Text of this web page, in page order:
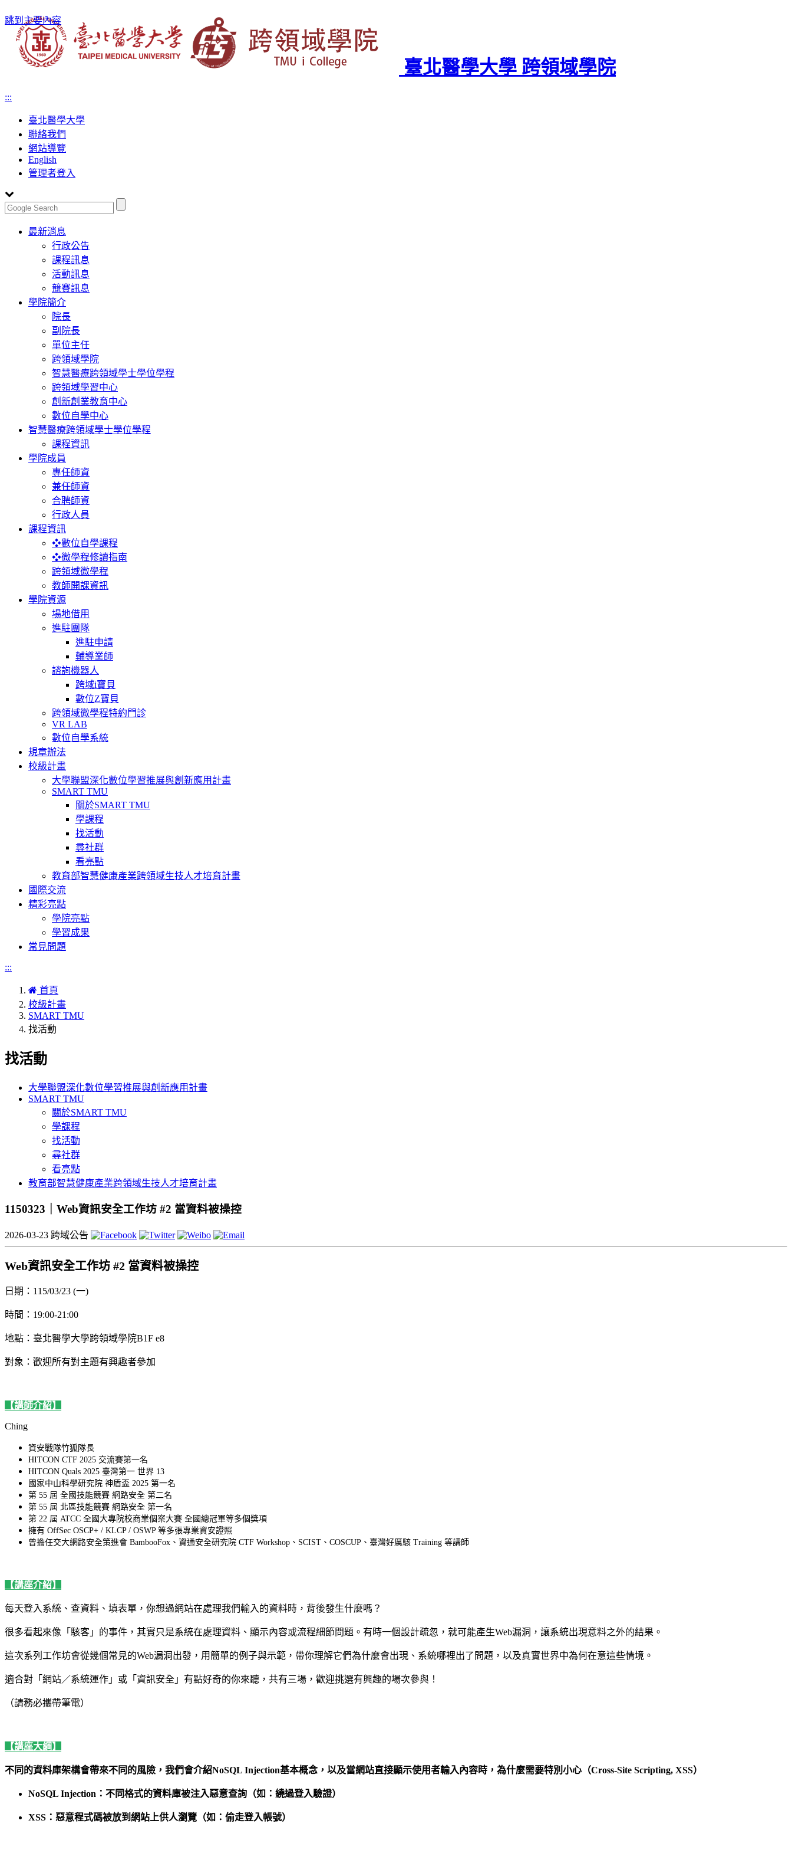
跳到主要內容
臺北醫學大學 跨領域學院
:::
臺北醫學大學
聯絡我們
網站導覽
English
管理者登入
Toggle
navigation
最新消息
行政公告
課程訊息
活動訊息
競賽訊息
學院簡介
院長
副院長
單位主任
跨領域學院
智慧醫療跨領域學士學位學程
跨領域學習中心
創新創業教育中心
數位自學中心
智慧醫療跨領域學士學位學程
課程資訊
學院成員
專任師資
兼任師資
合聘師資
行政人員
課程資訊
❖數位自學課程
❖微學程修讀指南
跨領域微學程
教師開課資訊
學院資源
場地借用
進駐團隊
進駐申請
輔導業師
諮詢機器人
跨域i寶貝
數位Z寶貝
跨領域微學程特約門診
VR LAB
數位自學系統
規章辦法
校級計畫
大學聯盟深化數位學習推展與創新應用計畫
SMART TMU
關於SMART TMU
學課程
找活動
尋社群
看亮點
教育部智慧健康產業跨領域生技人才培育計畫
國際交流
精彩亮點
學院亮點
學習成果
常見問題
:::
首頁
校級計畫
SMART TMU
找活動
找活動
大學聯盟深化數位學習推展與創新應用計畫
SMART TMU
關於SMART TMU
學課程
找活動
尋社群
看亮點
教育部智慧健康產業跨領域生技人才培育計畫
1150323｜Web資訊安全工作坊 #2 當資料被操控
2026-03-23 跨域公告
Web資訊安全工作坊 #2 當資料被操控
日期：115/03/23 (一)
時間：19:00-21:00
地點：臺北醫學大學跨領域學院B1F e8
對象：歡迎所有對主題有興趣者參加
【講師介紹】
Ching
資安戰隊竹狐隊長
HITCON CTF 2025 交流賽第一名
HITCON Quals 2025 臺灣第一 世界 13
國家中山科學研究院 神盾盃 2025 第一名
第 55 屆 全國技能競賽 網路安全 第二名
第 55 屆 北區技能競賽 網路安全 第一名
第 22 屆 ATCC 全國大專院校商業個案大賽 全國總冠軍等多個獎項
擁有 OffSec OSCP+ / KLCP / OSWP 等多張專業資安證照
曾擔任交大網路安全策進會 BambooFox、資通安全研究院 CTF Workshop、SCIST、COSCUP、臺灣好厲駭 Training 等講師
【講座介紹】
每天登入系統、查資料、填表單，你想過網站在處理我們輸入的資料時，背後發生什麼嗎？
很多看起來像「駭客」的事件，其實只是系統在處理資料、顯示內容或流程細節問題。有時一個設計疏忽，就可能產生Web漏洞，讓系統出現意料之外的結果。
這次系列工作坊會從幾個常見的Web漏洞出發，用簡單的例子與示範，帶你理解它們為什麼會出現、系統哪裡出了問題，以及真實世界中為何在意這些情境。
適合對「網站／系統運作」或「資訊安全」有點好奇的你來聽，共有三場，歡迎挑選有興趣的場次參與！
（請務必攜帶筆電）
【講座大綱】
不同的資料庫架構會帶來不同的風險，我們會介紹NoSQL Injection基本概念，以及當網站直接顯示使用者輸入內容時，為什麼需要特別小心（Cross-Site Scripting, XSS）
NoSQL Injection：不同格式的資料庫被注入惡意查詢（如：繞過登入驗證）
XSS：惡意程式碼被放到網站上供人瀏覽（如：偷走登入帳號）